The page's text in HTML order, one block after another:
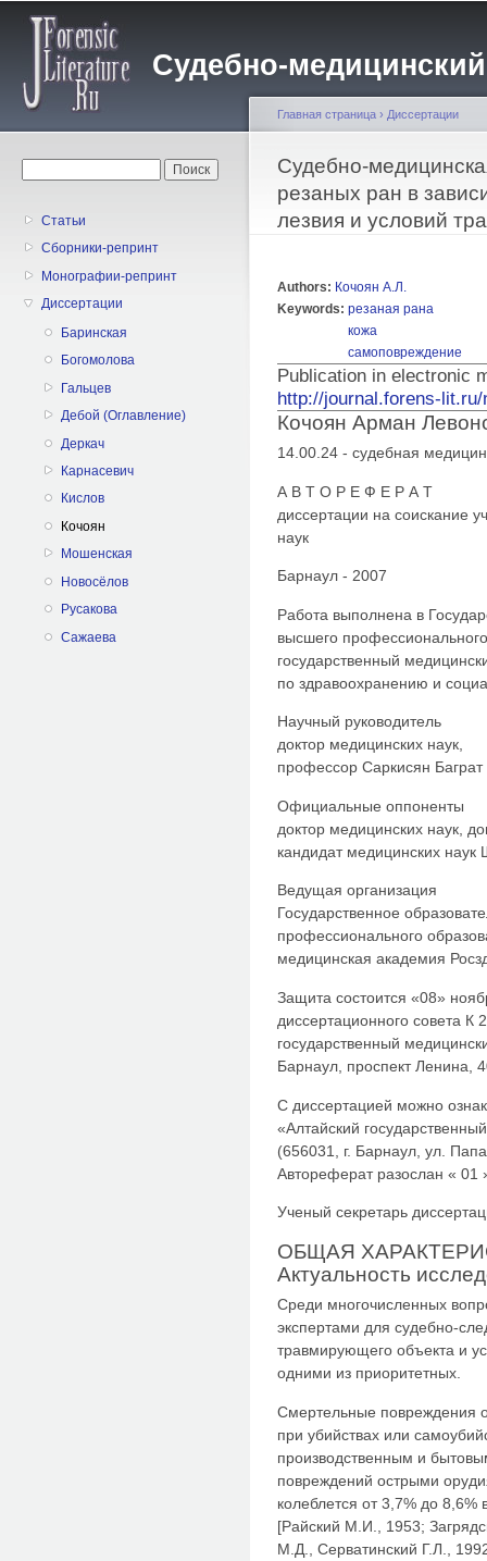
Судебно-
Статьи
Сборники-репринт
Монографии-репринт
Диссертации
Баринская
Богомолова
Гальцев
Дебой (Оглавление)
Деркач
Карнасевич
Кислов
Кочоян
Мошенская
Новосёлов
Русакова
Сажаева
Вы здесь
Главная страница › Диссертации
Cудебно-
резаных ран в
лезвия и условий
Authors: Кочоян А.Л.
Keywords: резаная рана
кожа
самоповреждение
Publication in electronic
http://journal.forens-lit.ru/
Кочоян Арман
14.00.24 - судебная
А В Т О Р Е Ф Е Р А Т
диссертации на соискание
наук
Барнаул - 2007
Работа выполнена в
высшего
государственный
по здравоохранению и
Научный руководитель
доктор медицинских наук,
профессор Саркисян
Официальные оппоненты
доктор медицинских наук,
кандидат медицинских
Ведущая организация
Государственное
профессионального
медицинская академия
Защита состоится «08»
диссертационного совета
государственный
Барнаул, проспект Ленина,
С диссертацией можно
«Алтайский
(656031, г. Барнаул, ул.
Автореферат разослан « 01
Ученый секретарь
ОБЩАЯ
Актуальность
Среди многочисленных
экспертами для судебно-
травмирующего объекта и
одними из приоритетных.
Смертельные повреждения
при убийствах или
производственным и
повреждений острыми
колеблется от 3,7% до 8,6%
[Райский М.И., 1953;
М.Д., Серватинский Г.Л.,